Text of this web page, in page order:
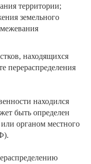
территории;
земельного
находящихся
перераспределения
находился
быть определен
органом местного